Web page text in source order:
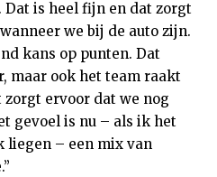
Dat is heel fijn en dat zorgt
we bij de auto zijn.
kans op punten. Dat
maar ook het team raakt
ervoor dat we nog
gevoel is nu – als ik het
liegen – een mix van